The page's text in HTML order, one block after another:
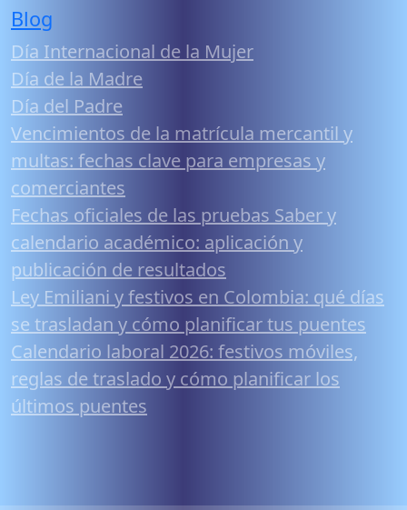
Blog
Día Internacional de la Mujer
Día de la Madre
Día del Padre
Vencimientos de la matrícula mercantil y
multas: fechas clave para empresas y
comerciantes
Fechas oficiales de las pruebas Saber y
calendario académico: aplicación y
publicación de resultados
Ley Emiliani y festivos en Colombia: qué días
se trasladan y cómo planificar tus puentes
Calendario laboral 2026: festivos móviles,
reglas de traslado y cómo planificar los
últimos puentes